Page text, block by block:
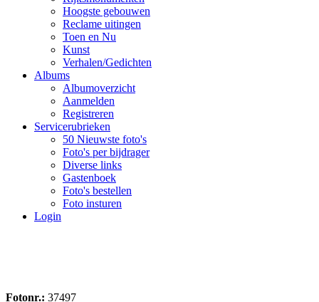
Hoogste gebouwen
Reclame uitingen
Toen en Nu
Kunst
Verhalen/Gedichten
Albums
Albumoverzicht
Aanmelden
Registreren
Servicerubrieken
50 Nieuwste foto's
Foto's per bijdrager
Diverse links
Gastenboek
Foto's bestellen
Foto insturen
Login
Fotonr.: 37497